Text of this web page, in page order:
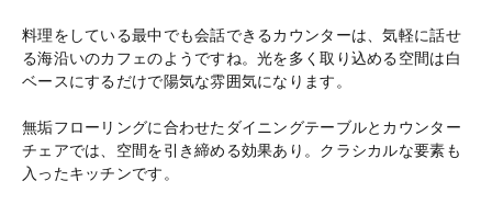
料理をしている最中でも会話できるカウンターは、気軽に話せ
る海沿いのカフェのようですね。光を多く取り込める空間は白
ベースにするだけで陽気な雰囲気になります。
無垢フローリングに合わせたダイニングテーブルとカウンター
チェアでは、空間を引き締める効果あり。クラシカルな要素も
入ったキッチンです。